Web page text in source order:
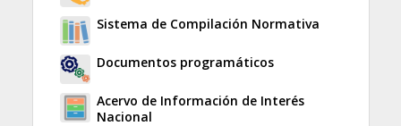
Sistema de Compilación Normativa
Documentos programáticos
Acervo de Información de Interés
Nacional